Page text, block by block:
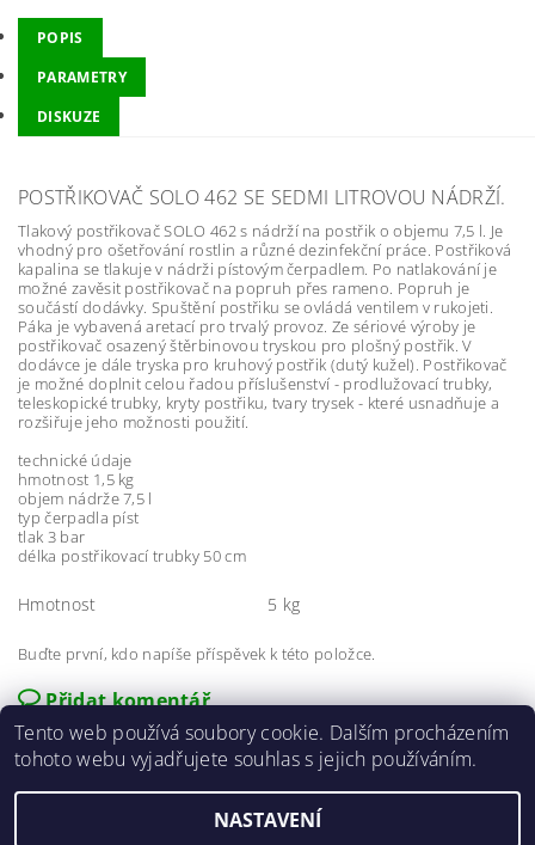
POPIS
PARAMETRY
DISKUZE
POSTŘIKOVAČ SOLO 462 SE SEDMI LITROVOU NÁDRŽÍ.
Tlakový postřikovač SOLO 462 s nádrží na postřik o objemu 7,5 l. Je
vhodný pro ošetřování rostlin a různé dezinfekční práce. Postřiková
kapalina se tlakuje v nádrži pístovým čerpadlem. Po natlakování je
možné zavěsit postřikovač na popruh přes rameno. Popruh je
součástí dodávky. Spuštění postřiku se ovládá ventilem v rukojeti.
Páka je vybavená aretací pro trvalý provoz. Ze sériové výroby je
postřikovač osazený štěrbinovou tryskou pro plošný postřik. V
dodávce je dále tryska pro kruhový postřik (dutý kužel). Postřikovač
je možné doplnit celou řadou příslušenství - prodlužovací trubky,
teleskopické trubky, kryty postřiku, tvary trysek - které usnadňuje a
rozšiřuje jeho možnosti použití.
technické údaje
hmotnost 1,5 kg
objem nádrže 7,5 l
typ čerpadla píst
tlak 3 bar
délka postřikovací trubky 50 cm
Hmotnost 5 kg
Buďte první, kdo napíše příspěvek k této položce.
Přidat komentář
Tento web používá soubory cookie. Dalším procházením
tohoto webu vyjadřujete souhlas s jejich používáním.
NASTAVENÍ